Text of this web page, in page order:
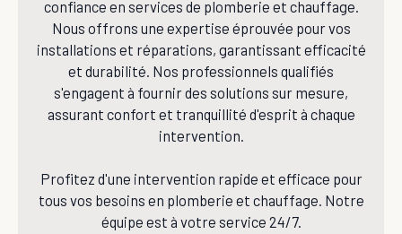
confiance en services de plomberie et chauffage.
Nous offrons une expertise éprouvée pour vos
installations et réparations, garantissant efficacité
et durabilité. Nos professionnels qualifiés
s'engagent à fournir des solutions sur mesure,
assurant confort et tranquillité d'esprit à chaque
intervention.
Profitez d'une intervention rapide et efficace pour
tous vos besoins en plomberie et chauffage. Notre
équipe est à votre service 24/7.